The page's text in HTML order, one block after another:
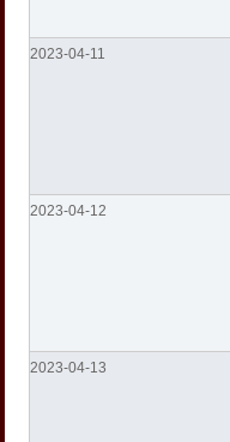
2023-04-11
2023-04-12
2023-04-13